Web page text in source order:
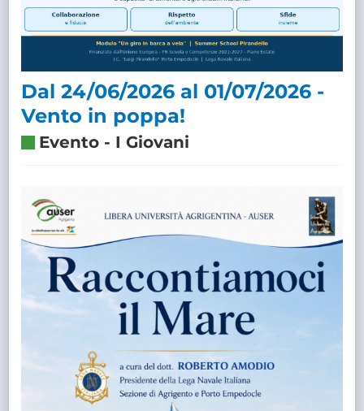
Dal 24/06/2026 al 01/07/2026 -
Vento in poppa!
Evento - I Giovani